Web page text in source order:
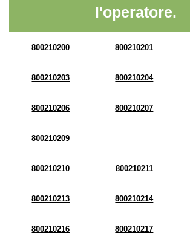
l'operatore.
800210200 800210201
800210203 800210204
800210206 800210207
800210209
800210210 800210211
800210213 800210214
800210216 800210217